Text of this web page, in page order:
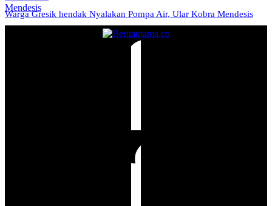
Warga Gresik hendak Nyalakan Pompa Air, Ular Kobra Mendesis